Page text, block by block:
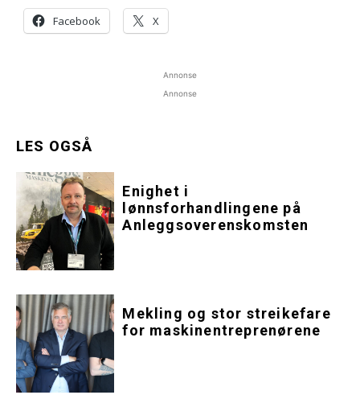
Facebook X
Annonse
Annonse
LES OGSÅ
Enighet i
lønnsforhandlingene på
Anleggsoverenskomsten
Mekling og stor streikefare
for maskinentreprenørene